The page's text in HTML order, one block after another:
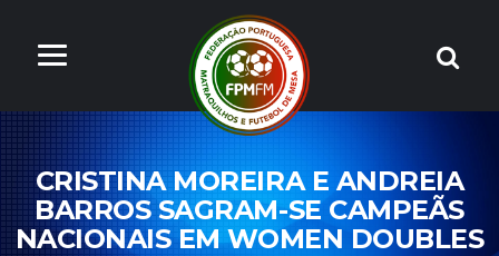
CRISTINA MOREIRA E ANDREIA
BARROS SAGRAM-SE CAMPEÃS
NACIONAIS EM WOMEN DOUBLES